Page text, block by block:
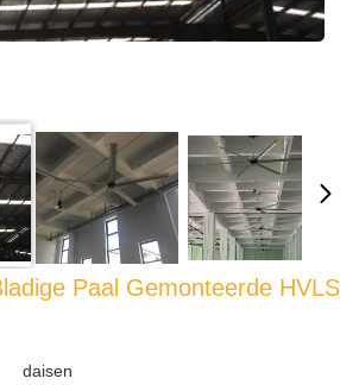
Paal Gemonteerde HVLS
daisen